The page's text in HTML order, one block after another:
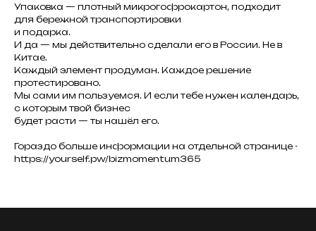
Упаковка — плотный микрогофрокартон, подходит
для бережной транспортировки
и подарка.
И да — мы действительно сделали его в России. Не в
Китае.
Каждый элемент продуман. Каждое решение
протестировано.
Мы сами им пользуемся. И если тебе нужен календарь,
с которым твой бизнес
будет расти — ты нашёл его.
Гораздо больше информации на отдельной странице -
https://yourself.pw/bizmomentum365
Дизайн
// Mаркетинг
// Сайты
// BIZ